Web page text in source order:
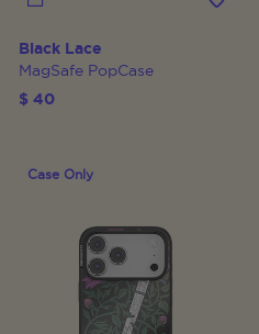
Black Lace
MagSafe PopCase
$ 40
Case Only